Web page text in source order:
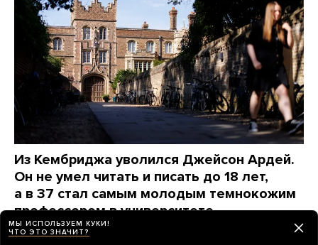
Из Кембриджа уволился Джейсон Ардей.
Он не умел читать и писать до 18 лет,
а в 37 стал самым молодым темнокожим
профессором в университете
Сейчас его обвинили в плагиате, а к его биографии
МЫ ИСПОЛЬЗУЕМ КУКИ!
ЧТО ЭТО ЗНАЧИТ?